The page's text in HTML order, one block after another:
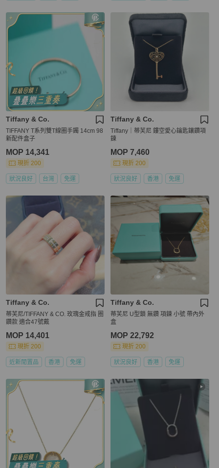
Tiffany & Co.
TIFFANY T系列雙T線圈手鐲 14cm 98
新配件盒子
MOP 14,341
現折 200
狀況良好 台灣 免運
Tiffany & Co.
Tiffany｜蒂芙尼 鏤空愛心鑰匙鑲鑽項
鍊
MOP 7,460
現折 200
狀況良好 香港 免運
Tiffany & Co.
蒂芙尼/TIFFANY & CO. 玫瑰金戒指 圈
鑽款 適合47號戴
MOP 14,401
現折 200
近新閒置品 香港 免運
Tiffany & Co.
蒂芙尼 U型鎖 無鑽 項鍊 小號 帶內外
盒
MOP 22,792
現折 200
狀況良好 香港 免運